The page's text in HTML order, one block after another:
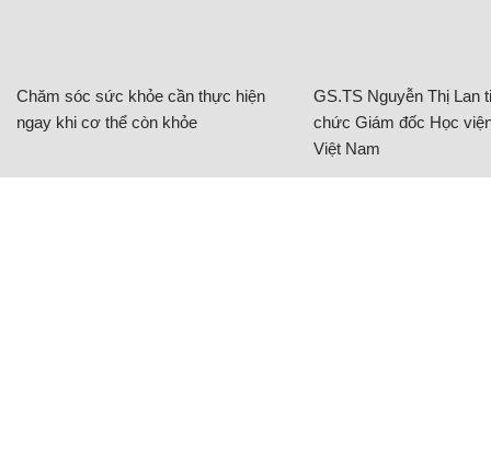
Chăm sóc sức khỏe cần thực hiện
ngay khi cơ thể còn khỏe
GS.TS Nguyễn Thị Lan
chức Giám đốc Học
Việt Nam